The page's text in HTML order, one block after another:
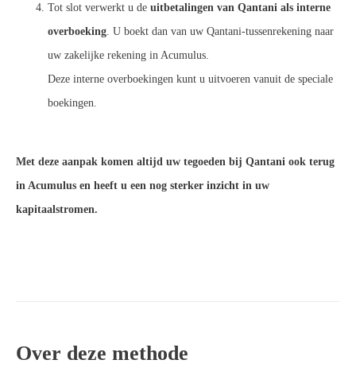
Tot slot verwerkt u de uitbetalingen van Qantani als interne
overboeking. U boekt dan van uw Qantani-tussenrekening naar
uw zakelijke rekening in Acumulus.
Deze interne overboekingen kunt u uitvoeren vanuit de speciale
boekingen.
Met deze aanpak komen altijd uw tegoeden bij Qantani ook terug
in Acumulus en heeft u een nog sterker inzicht in uw
kapitaalstromen.
Over deze methode